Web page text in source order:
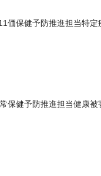
価保健予防推進担当特定
保健予防推進担当健康被